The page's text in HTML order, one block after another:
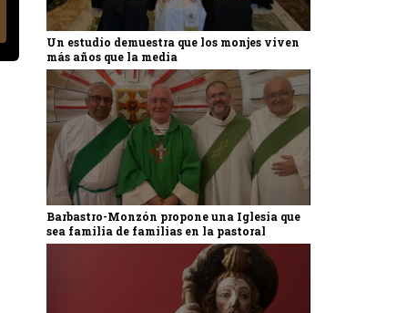
Un estudio demuestra que los monjes viven
más años que la media
Barbastro-Monzón propone una Iglesia que
sea familia de familias en la pastoral